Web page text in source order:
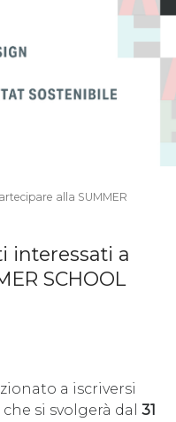
alla SUMMER
interessati a
SCHOOL
a iscriversi
che si svolgerà dal 31